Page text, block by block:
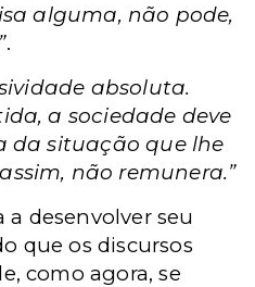
alguma, não pode,
.
absoluta.
a sociedade deve
da situação que lhe
não remunera.”
desenvolver seu
que os discursos
como agora, se